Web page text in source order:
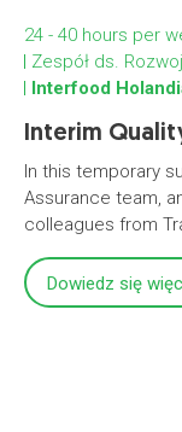
24 - 40 hours per
Zespół ds.
Interfood
Interim
In this temporary
Assurance team,
colleagues from
Dowiedz się